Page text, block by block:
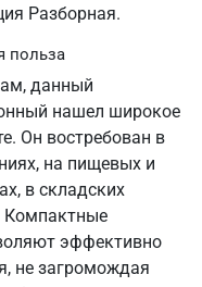
Разборная.
польза
данный
нашел широкое
Он востребован в
на пищевых и
в складских
Компактные
эффективно
не загромождая